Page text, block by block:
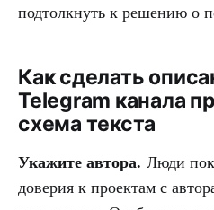
подтолкнуть к решению о
Как сделать
Telegram канала
схема текста
Укажите автора. Люди
доверия к проектам с